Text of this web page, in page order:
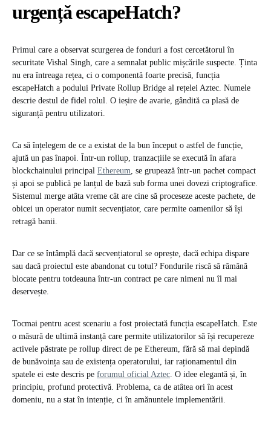
urgență escapeHatch?
Primul care a observat scurgerea de fonduri a fost cercetătorul în
securitate Vishal Singh, care a semnalat public mișcările suspecte. Ținta
nu era întreaga rețea, ci o componentă foarte precisă, funcția
escapeHatch a podului Private Rollup Bridge al rețelei Aztec. Numele
descrie destul de fidel rolul. O ieșire de avarie, gândită ca plasă de
siguranță pentru utilizatori.
Ca să înțelegem de ce a existat de la bun început o astfel de funcție,
ajută un pas înapoi. Într-un rollup, tranzacțiile se execută în afara
blockchainului principal Ethereum, se grupează într-un pachet compact
și apoi se publică pe lanțul de bază sub forma unei dovezi criptografice.
Sistemul merge atâta vreme cât are cine să proceseze aceste pachete, de
obicei un operator numit secvențiator, care permite oamenilor să își
retragă banii.
Dar ce se întâmplă dacă secvențiatorul se oprește, dacă echipa dispare
sau dacă proiectul este abandonat cu totul? Fondurile riscă să rămână
blocate pentru totdeauna într-un contract pe care nimeni nu îl mai
deservește.
Tocmai pentru acest scenariu a fost proiectată funcția escapeHatch. Este
o măsură de ultimă instanță care permite utilizatorilor să își recupereze
activele păstrate pe rollup direct de pe Ethereum, fără să mai depindă
de bunăvoința sau de existența operatorului, iar raționamentul din
spatele ei este descris pe forumul oficial Aztec. O idee elegantă și, în
principiu, profund protectivă. Problema, ca de atâtea ori în acest
domeniu, nu a stat în intenție, ci în amănuntele implementării.